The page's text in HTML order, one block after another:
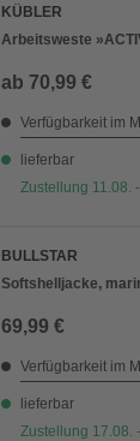
KÜBLER
Arbeitsweste
ab 70,99 €
Verfügbarkeit im
lieferbar
Zustellung 11.08.
BULLSTAR
Softshelljacke,
69,99 €
Verfügbarkeit im
lieferbar
Zustellung 17.08.